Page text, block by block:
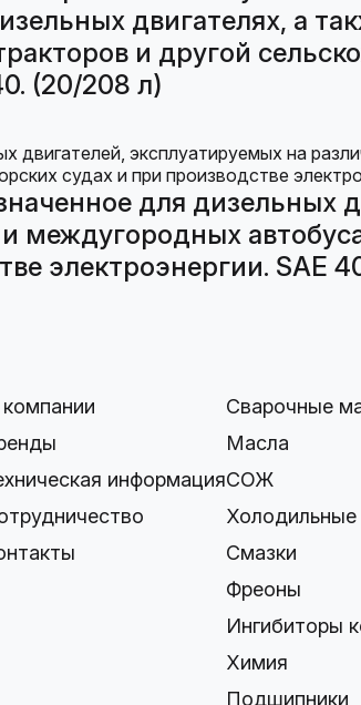
двигателях, а
и другой
(20/208 л)
для дизельных
междугородных
электроэнергии. SAE
информация
Сварочные
Масла
СОЖ
Холодильные
Смазки
Фреоны
Ингибиторы
Химия
Подшипники